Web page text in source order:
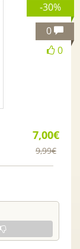
-30%
0
0
7,00€
9,99€